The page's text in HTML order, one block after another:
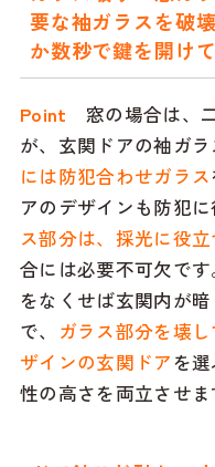
要な袖ガラスを破
か数秒で鍵を開け
Point 窓の場合は、
が、玄関ドアの袖ガ
には防犯合わせガラス
アのデザインも防犯
ス部分は、採光に役立
合には必要不可欠で
をなくせば玄関内が
で、 ガラス部分を壊
ザインの玄関ドアを
性の高さを両立させま